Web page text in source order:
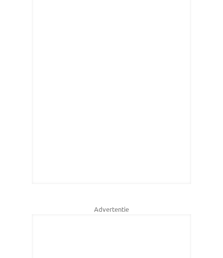
Advertentie